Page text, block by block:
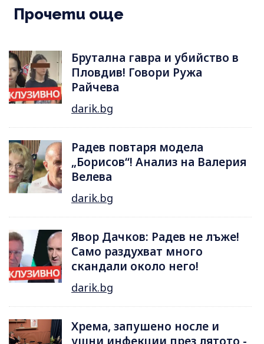
Прочети още
Брутална гавра и убийство в
Пловдив! Говори Ружа
Райчева
darik.bg
Радев повтаря модела
„Борисов“! Анализ на Валерия
Велева
darik.bg
Явор Дачков: Радев не лъже!
Само раздухват много
скандали около него!
darik.bg
Хрема, запушено носле и